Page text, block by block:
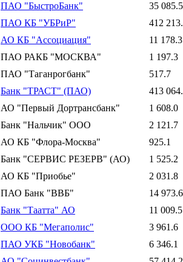
ПАО "БыстроБанк"
35 085.5
ПАО КБ "УБРиР"
412
АО КБ "Ассоциация"
11 178.3
ПАО РАКБ "МОСКВА"
1 197.3
ПАО "Таганрогбанк"
517.7
Банк "ТРАСТ" (ПАО)
413
АО "Первый Дортрансбанк"
1 608.0
Банк "Нальчик" ООО
2 121.7
АО КБ "Флора-Москва"
925.1
Банк "СЕРВИС РЕЗЕРВ" (АО)
1 525.2
АО КБ "Приобье"
2 031.8
ПАО Банк "ВВБ"
14 973.6
Банк "Таатта" АО
11 009.5
ООО КБ "Мегаполис"
3 961.6
ПАО УКБ "Новобанк"
6 346.1